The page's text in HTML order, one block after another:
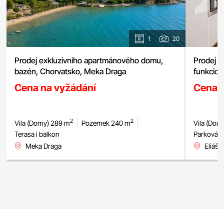
1 20
Prodej exkluzivního apartmánového domu,
bazén, Chorvatsko, Meka Draga
Cena na vyžádání
Vila (Domy) 289 m2 Pozemek 240 m2
Terasa i balkon
Meka Draga
Prodej
Cena
Vila
Parkování